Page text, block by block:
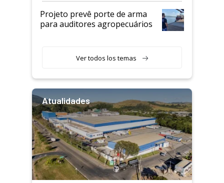
Projeto prevê porte de arma
para auditores agropecuários
Ver todos los temas
Atualidades